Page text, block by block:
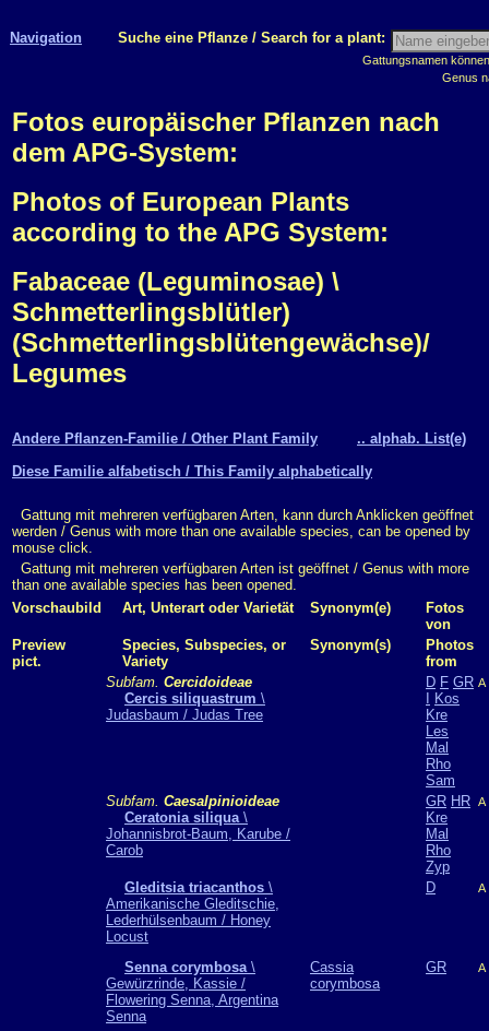
Navigation Suche eine Pflanze / Search for a plant:
Gattungsnamen
Genus
Fotos europäischer Pflanzen nach
dem APG-System:
Photos of European Plants
according to the APG System:
Fabaceae (Leguminosae) \
Schmetterlingsblütler)
(Schmetterlingsblütengewächse)/
Legumes
Andere Pflanzen-Familie / Other Plant Family
.. alphab. List(e)
Diese Familie alfabetisch / This Family alphabetically
Gattung mit mehreren verfügbaren Arten, kann durch Anklicken geöffnet
werden / Genus with more than one available species, can be opened by
mouse click.
Gattung mit mehreren verfügbaren Arten ist geöffnet / Genus with more
than one available species has been opened.
Vorschaubild
Art, Unterart oder Varietät Synonym(e)
Fotos
von
Preview
pict.
Species, Subspecies, or
Variety
Synonym(s)
Photos
from
Subfam. Cercidoideae
Cercis siliquastrum \
Judasbaum / Judas Tree
D F GR
Kos
Kre
Les
Mal
Rho
Sam
A
Subfam. Caesalpinioideae
Ceratonia siliqua\
Johannisbrot-Baum, Karube /
Carob
GR HR
Kre
Mal
Rho
Zyp
A
Gleditsia triacanthos \
Amerikanische Gleditschie,
Lederhülsenbaum / Honey
Locust
D A
Senna corymbosa\
Gewürzrinde, Kassie /
Flowering Senna, Argentina
Senna
Cassia
corymbosa
GR A